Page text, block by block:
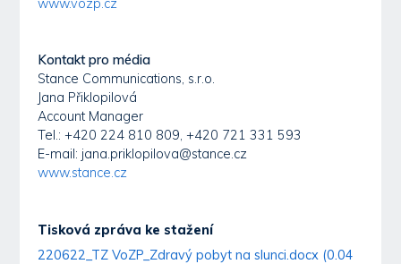
Kontakt pro média
Stance Communications, s.r.o.
Jana Přiklopilová
Account Manager
Tel.: +420 224 810 809, +420 721 331 593
E-mail: jana.priklopilova@stance.cz
www.stance.cz
Tisková zpráva ke stažení
220622_TZ VoZP_Zdravý pobyt na slunci.docx (0.04